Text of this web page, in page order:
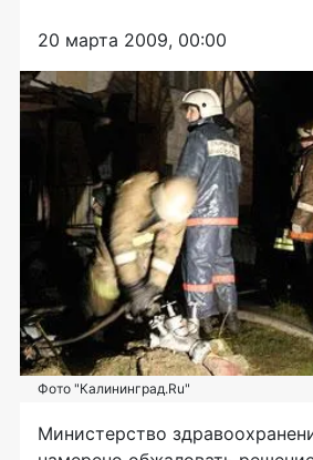
20 марта 2009, 00:00
Фото "Калининград.Ru"
Министерство